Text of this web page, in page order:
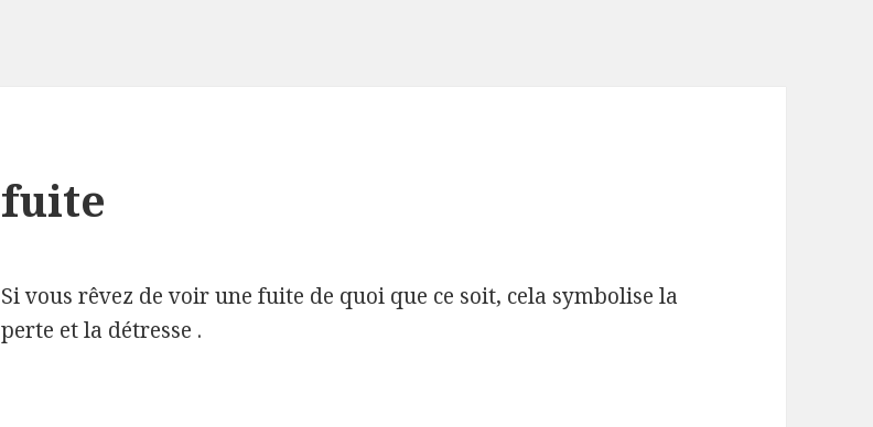
fuite
Si vous rêvez de voir une fuite de quoi que ce soit, cela symbolise la
perte et la détresse .